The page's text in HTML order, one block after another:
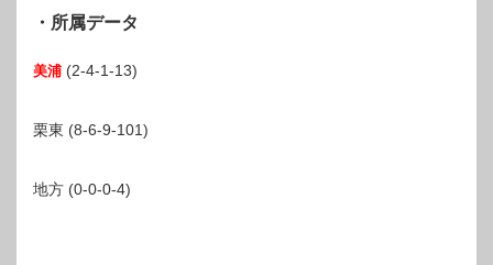
・所属データ
美浦 (2-4-1-13)
栗東 (8-6-9-101)
地方 (0-0-0-4)